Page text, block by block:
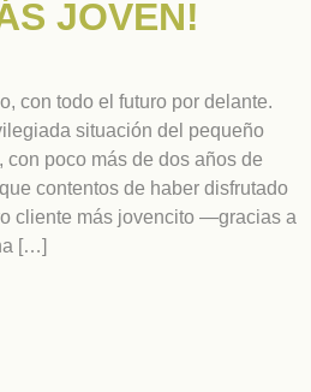
JOVEN!
con todo el futuro por delante.
situación del pequeño
poco más de dos años de
contentos de haber disfrutado
cliente más jovencito —gracias a
[…]